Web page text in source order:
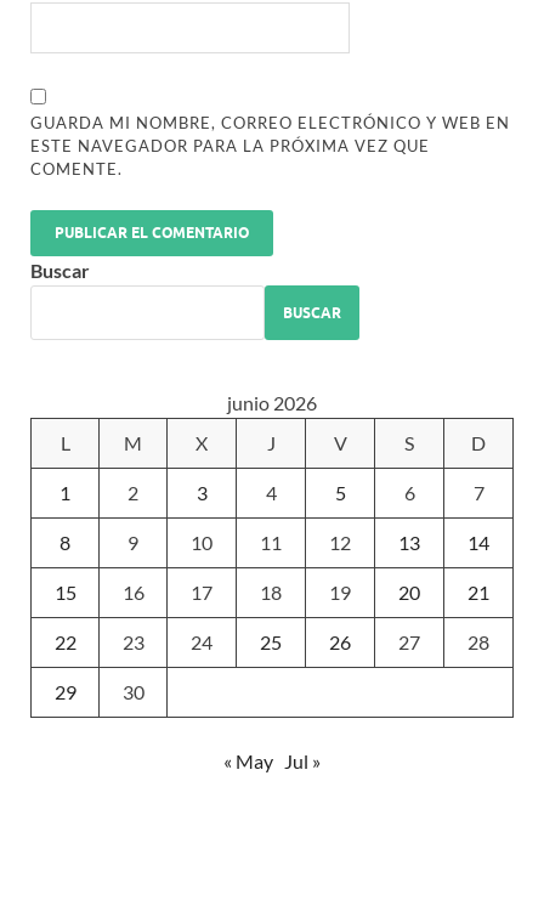
GUARDA MI NOMBRE, CORREO ELECTRÓNICO Y WEB EN
ESTE NAVEGADOR PARA LA PRÓXIMA VEZ QUE
COMENTE.
Buscar
BUSCAR
junio 2026
L
M X J V S D
1 2 3 4 5 6 7
8 9 10 11 12 13 14
15 16 17 18 19 20 21
22 23 24 25 26 27 28
29 30
« May Jul »